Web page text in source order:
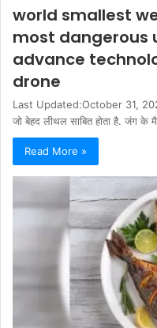
world smallest
most dangerous
advance
drone
Last Updated:October 31,
जो बेहद लीथल साबित होता है. जंग के
Read More »